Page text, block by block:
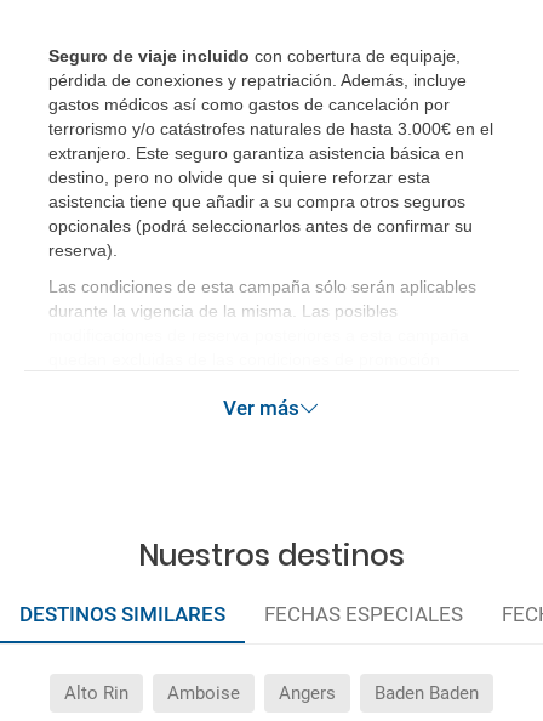
Seguro de viaje incluido con cobertura de equipaje,
pérdida de conexiones y repatriación. Además, incluye
gastos médicos así como gastos de cancelación por
terrorismo y/o catástrofes naturales de hasta 3.000€ en el
extranjero. Este seguro garantiza asistencia básica en
destino, pero no olvide que si quiere reforzar esta
asistencia tiene que añadir a su compra otros seguros
opcionales (podrá seleccionarlos antes de confirmar su
reserva)
Las condiciones de esta campaña sólo serán aplicables
durante la vigencia de la misma. Las posibles
Ver más
Nuestros destinos
DESTINOS SIMILARES FECHAS ESPECIALES
Alto Rin Amboise Angers Baden Baden